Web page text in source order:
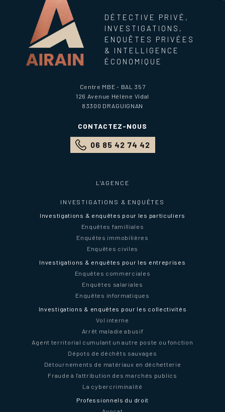
DÉTECTIVE PRIVÉ,
INVESTIGATIONS,
ENQUÊTES PRIVÉES
& INTELLIGENCE
ÉCONOMIQUE
Centre MBE - BAL 357
126 Avenue Hélène Vidal
83300 DRAGUIGNAN
CONTACTEZ-NOUS
06 85 42 74 42
L'AGENCE
INVESTIGATIONS & ENQUÊTES
Investigations & enquêtes pour les particuliers
Enquêtes familliales
Enquêtes immobilières
Enquêtes civiles
Investigations & enquêtes pour les entreprises
Enquêtes commerciales
Enquêtes salariales
Enquêtes informatiques
Investigations & enquêtes pour les collectivités
Vol interne
Arrêt maladie abusif
Agent territorial cumulant un autre poste ou fonction
Dépots de déchêts sauvages
Détournements de matériaux en déchetterie
Fraude à l'attribution des marchés publics
La cybercriminalité
Professionnels du droit